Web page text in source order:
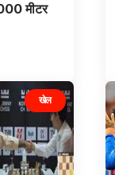
मीटर
खेल